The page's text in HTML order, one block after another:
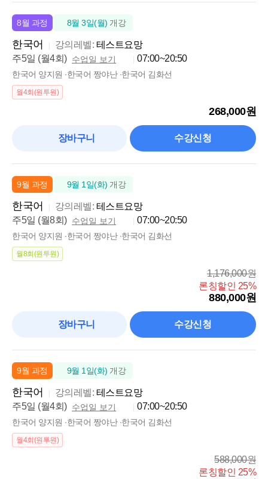
8월 과정 8월 3일(월) 개강
한국어 강의레벨: 테스트요망
주5일 (월4회) 수업일 보기 07:00~20:50
한국어 양지원 ∙한국어 짱야난 ∙한국어 김화선
월4회(원투원)
268,000원
장바구니 수강신청
9월 과정 9월 1일(화) 개강
한국어 강의레벨: 테스트요망
주5일 (월8회) 수업일 보기 07:00~20:50
한국어 양지원 ∙한국어 짱야난 ∙한국어 김화선
월8회(원투원)
1,176,000원
론칭할인 25%
880,000원
장바구니 수강신청
9월 과정 9월 1일(화) 개강
한국어 강의레벨: 테스트요망
주5일 (월4회) 수업일 보기 07:00~20:50
한국어 양지원 ∙한국어 짱야난 ∙한국어 김화선
월4회(원투원)
588,000원
론칭할인 25%